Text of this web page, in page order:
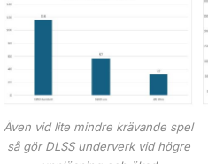
Även vid lite mindre krävande spel
så gör DLSS underverk vid högre